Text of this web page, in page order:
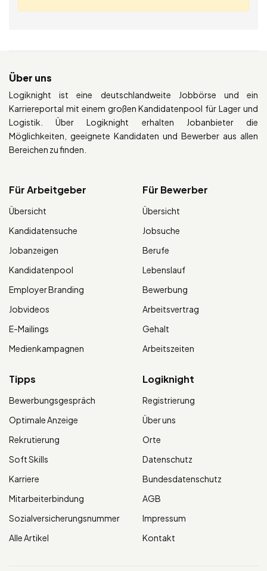
Über uns
Logiknight ist eine deutschlandweite Jobbörse und ein
Karriereportal mit einem großen Kandidatenpool für Lager und
Logistik. Über Logiknight erhalten Jobanbieter die
Möglichkeiten, geeignete Kandidaten und Bewerber aus allen
Bereichen zu finden.
Für Arbeitgeber
Übersicht
Kandidatensuche
Jobanzeigen
Kandidatenpool
Employer Branding
Jobvideos
E-Mailings
Medienkampagnen
Für Bewerber
Übersicht
Jobsuche
Berufe
Lebenslauf
Bewerbung
Arbeitsvertrag
Gehalt
Arbeitszeiten
Tipps
Bewerbungsgespräch
Optimale Anzeige
Rekrutierung
Soft Skills
Karriere
Mitarbeiterbindung
Sozialversicherungsnummer
Alle Artikel
Logiknight
Registrierung
Über uns
Orte
Datenschutz
Bundesdatenschutz
AGB
Impressum
Kontakt